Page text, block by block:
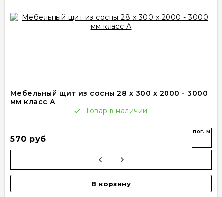
Мебельный щит из сосны 28 х 300 х 2000 - 3000
мм класс А
Товар в наличии
570 руб
пог. м
В корзину